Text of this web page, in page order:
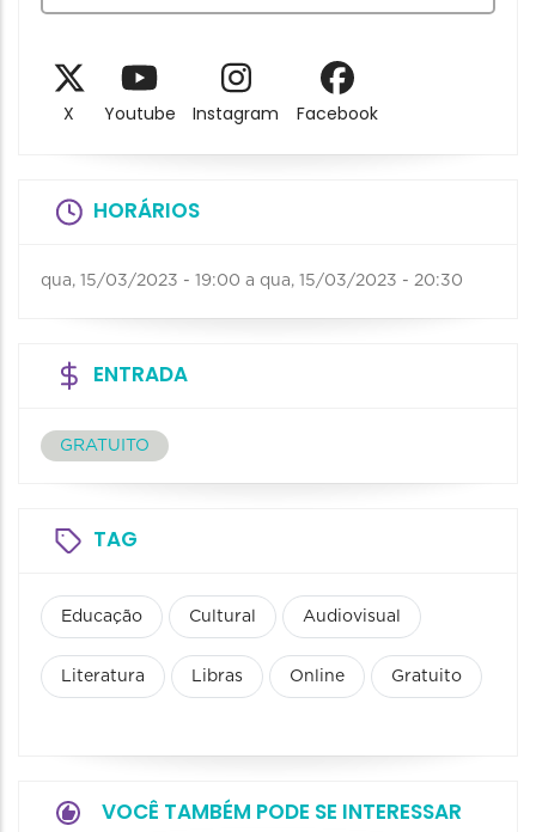
X Youtube Instagram Facebook
HORÁRIOS
qua, 15/03/2023 - 19:00 a qua, 15/03/2023 - 20:30
ENTRADA
GRATUITO
TAG
Educação Cultural Audiovisual
Literatura Libras Online Gratuito
VOCÊ TAMBÉM PODE SE INTERESSAR